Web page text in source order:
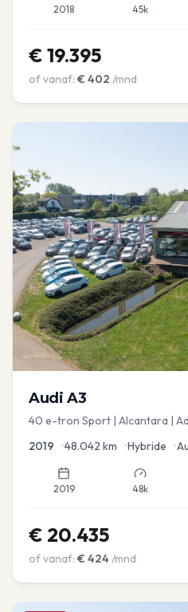
2018 45k
€ 19.395
of vanaf: € 402 /mnd
Audi A3
40 e-tron Sport | Alcantara |
2019 •48.042 km •Hybride •
2019 48k
€ 20.435
of vanaf: € 424 /mnd